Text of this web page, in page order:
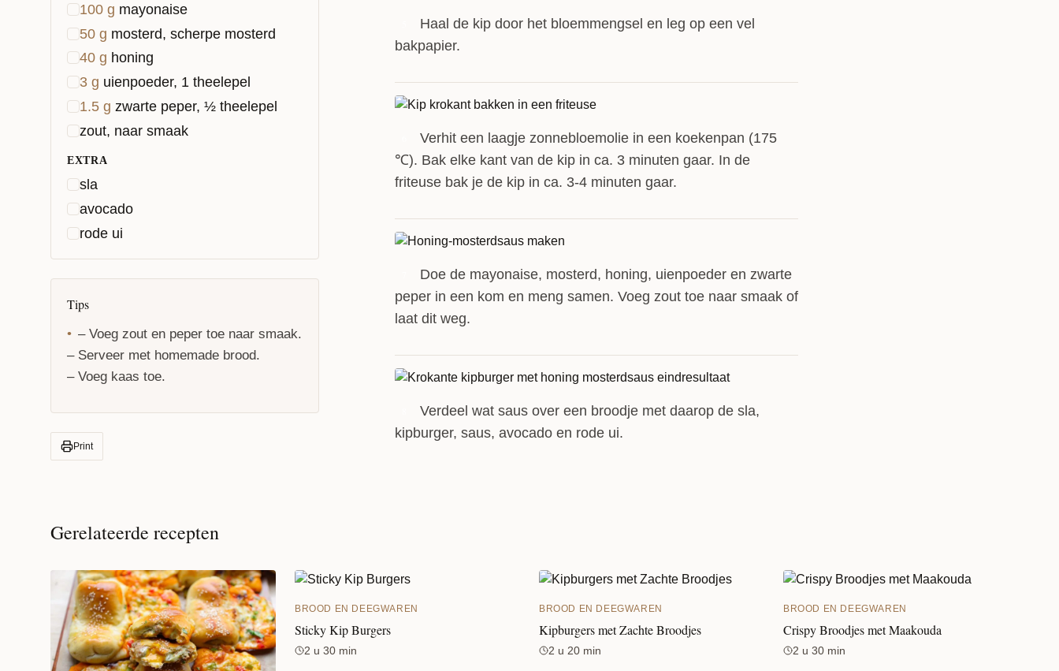
100 g mayonaise
50 g mosterd, scherpe mosterd
40 g honing
3 g uienpoeder, 1 theelepel
1.5 g zwarte peper, ½ theelepel
zout, naar smaak
EXTRA
sla
avocado
rode ui
Tips
– Voeg zout en peper toe naar smaak.
– Serveer met homemade brood.
– Voeg kaas toe.
Print
Haal de kip door het bloemmengsel en leg op een vel
bakpapier.
Verhit een laagje zonnebloemolie in een koekenpan (175
℃). Bak elke kant van de kip in ca. 3 minuten gaar. In de
friteuse bak je de kip in ca. 3-4 minuten gaar.
Doe de mayonaise, mosterd, honing, uienpoeder en zwarte
peper in een kom en meng samen. Voeg zout toe naar smaak of
laat dit weg.
Verdeel wat saus over een broodje met daarop de sla,
kipburger, saus, avocado en rode ui.
Gerelateerde recepten
BROOD EN DEEGWAREN
Sticky Kip Burgers
2 u 30 min
BROOD EN DEEGWAREN
Kipburgers met Zachte Broodjes
2 u 20 min
BROOD EN DEEGWAREN
Crispy Broodjes met Maakouda
2 u 30 min